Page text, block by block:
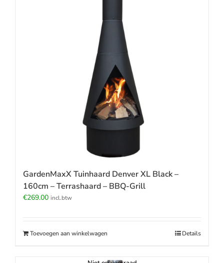
GardenMaxX Tuinhaard Denver XL Black –
160cm – Terrashaard – BBQ-Grill
€269.00 incl.btw
Toevoegen aan winkelwagen Details